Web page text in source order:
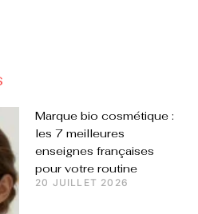
Marque bio cosmétique :
les 7 meilleures
enseignes françaises
pour votre routine
20 JUILLET 2026